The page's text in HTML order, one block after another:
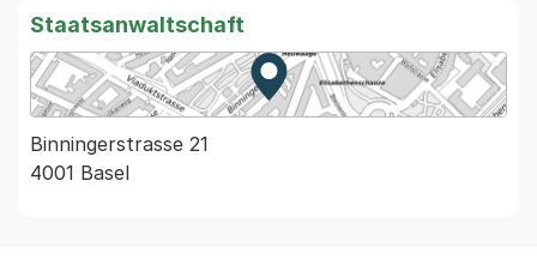
Staatsanwaltschaft
Zur Karte von MapBS.
Externer Link, wird in einem
Binningerstrasse 21
4001 Basel